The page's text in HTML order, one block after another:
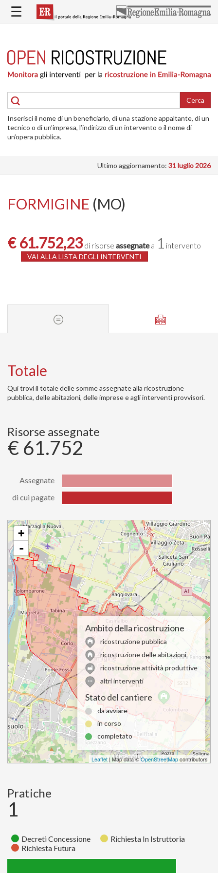
contenuto
RICOSTRUZIONE
PUBBLICA
DELLE
ABITAZIONI
RICOSTRUZIONE
ATTIVITÀ
INTERVENTI
SI
☰
Cerca
Inserisci il nome di un beneficiario, di una stazione appaltante, di un
tecnico o di un’impresa, l’indirizzo di un intervento o il nome di
un’opera pubblica.
Ultimo aggiornamento: 31 luglio 2026
FORMIGINE (MO)
€ 61.752,23di risorse assegnatea 1 intervento
VAI ALLA LISTA DEGLI INTERVENTI
Totale
Qui trovi il totale delle somme assegnate alla ricostruzione
pubblica, delle abitazioni, delle imprese e agli interventi provvisori.
Risorse assegnate
€ 61.752
Assegnate
di cui pagate
Assegnate61752.23
di cui
pagate
61752.23
+
-
Ambito della ricostruzione
ricostruzione pubblica
ricostruzione delle abitazioni
ricostruzione attività produttive
altri interventi
Stato del cantiere
da avviare
in corso
completato
Leaflet | Map data ©OpenStreetMapcontributors
Pratiche
1
Decreti Concessione
Richiesta In Istruttoria
Richiesta Futura